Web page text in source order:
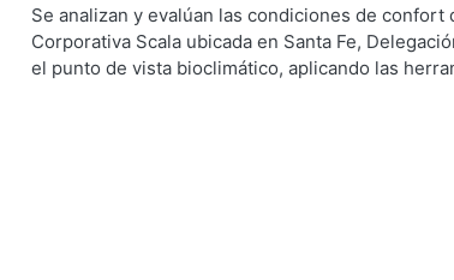
de Servicios de Información.,1999)Corro Eguia,
Se analizan y evalúan las condiciones de
Corporativa Scala ubicada en Santa Fe,
el punto de vista bioclimático, aplicando las